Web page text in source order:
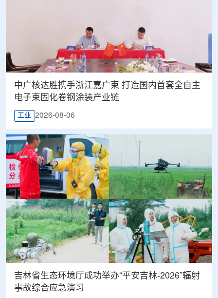
中广核达胜携手浙江嘉广束 打造国内首套全自主
电子束固化卷钢涂装产业链
工业 2026-08-06
吉林省生态环境厅成功举办“平安吉林-2026”辐射
事故综合应急演习